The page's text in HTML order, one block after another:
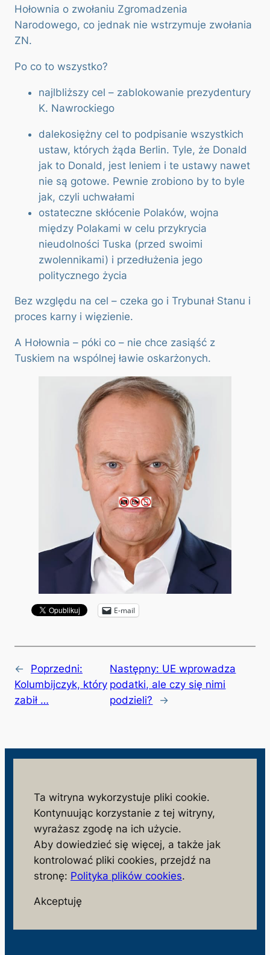
Hołownia o zwołaniu Zgromadzenia
Narodowego, co jednak nie wstrzymuje zwołania
ZN.
Po co to wszystko?
najlbliższy cel – zablokowanie prezydentury
K. Nawrockiego
dalekosiężny cel to podpisanie wszystkich
ustaw, których żąda Berlin. Tyle, że Donald
jak to Donald, jest leniem i te ustawy nawet
nie są gotowe. Pewnie zrobiono by to byle
jak, czyli uchwałami
ostateczne skłócenie Polaków, wojna
między Polakami w celu przykrycia
nieudolności Tuska (przed swoimi
zwolennikami) i przedłużenia jego
politycznego życia
Bez względu na cel – czeka go i Trybunał Stanu i
proces karny i więzienie.
A Hołownia – póki co – nie chce zasiąść z
Tuskiem na wspólnej ławie oskarżonych.
E-mail
←
Poprzedni:
Kolumbijczyk, który
zabił …
Następny: UE wprowadza
podatki, ale czy się nimi
podzieli?
→
monitorujemy działania niezgodne z interesem
społeczeństwa i państwa polskiego
Ta witryna wykorzystuje pliki cookie.
Kontynuując korzystanie z tej witryny,
wyrażasz zgodę na ich użycie.
Aby dowiedzieć się więcej, a także jak
kontrolować pliki cookies, przejdź na
stronę: Polityka plików cookies.
Akceptuję